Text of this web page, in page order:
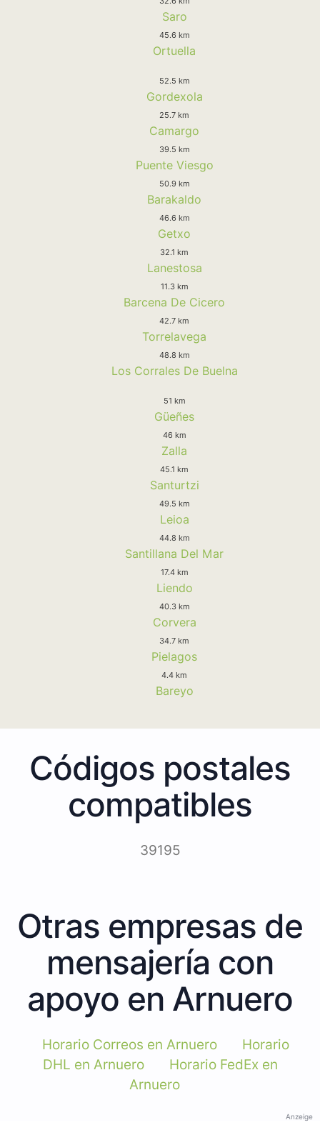
Saro
45.6 km
Ortuella
52.5 km
Gordexola
25.7 km
Camargo
39.5 km
Puente Viesgo
50.9 km
Barakaldo
46.6 km
Getxo
32.1 km
Lanestosa
11.3 km
Barcena De Cicero
42.7 km
Torrelavega
48.8 km
Los Corrales De Buelna
51 km
Güeñes
46 km
Zalla
45.1 km
Santurtzi
49.5 km
Leioa
44.8 km
Santillana Del Mar
17.4 km
Liendo
40.3 km
Corvera
34.7 km
Pielagos
4.4 km
Bareyo
Códigos postales
compatibles
39195
Otras empresas de
mensajería con
apoyo en Arnuero
Horario Correos en Arnuero
Horario
DHL en Arnuero
Horario FedEx en
Arnuero
Anzeige